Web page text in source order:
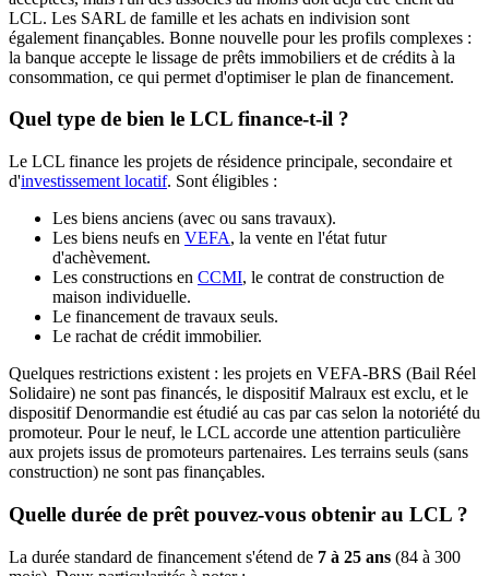
LCL. Les SARL de famille et les achats en indivision sont
également finançables. Bonne nouvelle pour les profils complexes :
la banque accepte le lissage de prêts immobiliers et de crédits à la
consommation, ce qui permet d'optimiser le plan de financement.
Quel type de bien le LCL finance-t-il ?
Le LCL finance les projets de résidence principale, secondaire et
d'investissement locatif. Sont éligibles :
Les biens anciens (avec ou sans travaux).
Les biens neufs en VEFA, la vente en l'état futur
d'achèvement.
Les constructions en CCMI, le contrat de construction de
maison individuelle.
Le financement de travaux seuls.
Le rachat de crédit immobilier.
Quelques restrictions existent : les projets en VEFA-BRS (Bail Réel
Solidaire) ne sont pas financés, le dispositif Malraux est exclu, et le
dispositif Denormandie est étudié au cas par cas selon la notoriété du
promoteur. Pour le neuf, le LCL accorde une attention particulière
aux projets issus de promoteurs partenaires. Les terrains seuls (sans
construction) ne sont pas finançables.
Quelle durée de prêt pouvez-vous obtenir au LCL ?
La durée standard de financement s'étend de 7 à 25 ans (84 à 300